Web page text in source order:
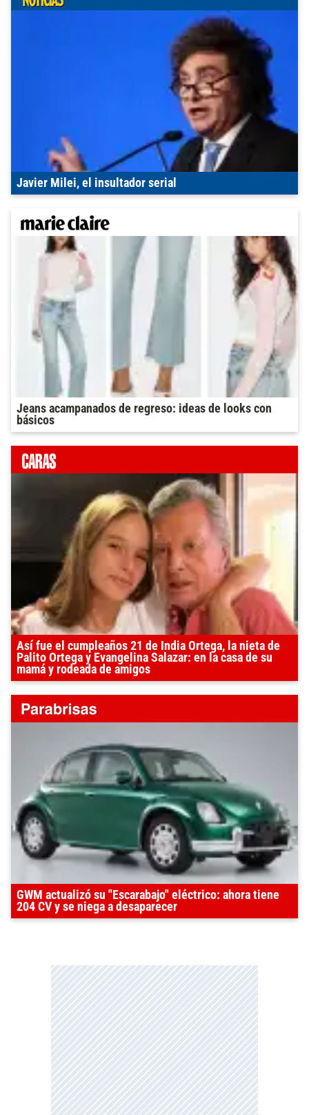
Javier Milei, el insultador serial
Jeans acampanados de regreso: ideas de looks con
básicos
Así fue el cumpleaños 21 de India Ortega, la nieta de
Palito Ortega y Evangelina Salazar: en la casa de su
mamá y rodeada de amigos
GWM actualizó su "Escarabajo" eléctrico: ahora tiene
204 CV y se niega a desaparecer